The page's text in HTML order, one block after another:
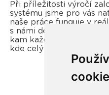
Při příležitosti výročí
systému jsme pro vás
naše práce funguje v
s námi do logistického
kam každoročně
kde celý proces